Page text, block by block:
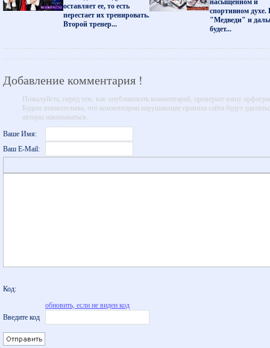
оставляет ее, то есть
перестает их тренировать.
Второй тренер...
насыщенном и
спортивном духе.
"Медведи" и
будет...
Добавление комментария !
Пожалуйста, перед тем, как опубликовать комментарий, проверьте вашу
Будьте внимательны, что комментарии нарушающие правила сайта будут
авторы наказываться.
Ваше Имя:
Ваш E-Mail:
Код:
обновить, если не виден код
Введите код